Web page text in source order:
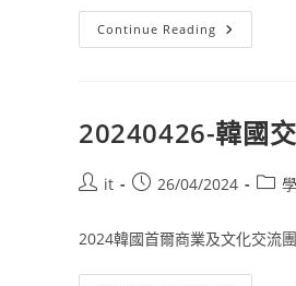
Continue Reading
20240426-韓國
it 26/04/2024
2024韓國首爾商業及文化交流